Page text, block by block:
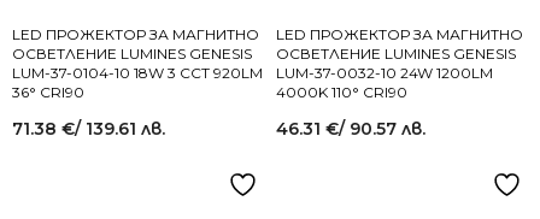
LED ПРОЖЕКТОР ЗА МАГНИТНО
ОСВЕТЛЕНИЕ LUMINES GENESIS
LUM-37-0104-10 18W 3 CCT 920LM
36° CRI90
71.38 €/ 139.61 лв.
LED ПРОЖЕКТОР ЗА МАГНИТНО
ОСВЕТЛЕНИЕ LUMINES GENESIS
LUM-37-0032-10 24W 1200LM
4000K 110° CRI90
46.31 €/ 90.57 лв.